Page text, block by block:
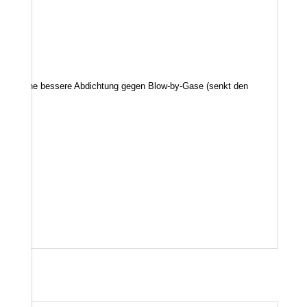
eine bessere Abdichtung gegen Blow-by-Gase (senkt den